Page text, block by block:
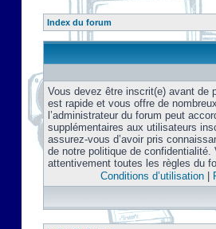
Index du forum
Vous devez être inscrit(e) avant de
est rapide et vous offre de
l’administrateur du forum peut
supplémentaires aux utilisateurs
assurez-vous d’avoir pris
de notre politique de
attentivement toutes les règles du
Conditions d’utilisation|